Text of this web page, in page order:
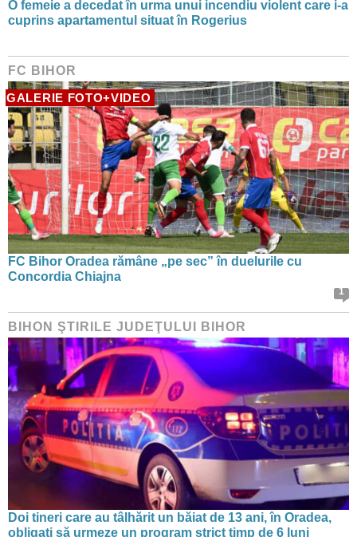
O femeie a decedat în urma unui incendiu violent care i-a
cuprins apartamentul situat în Rogerius
FC BIHOR
GALERIE FOTO+VIDEO
FC Bihor Oradea rămâne „pe sec” în duelurile cu
Concordia Chiajna
1
BIHON ŞTIRILE JUDEŢULUI BIHOR
Doi tineri care au tâlhărit un băiat de 13 ani, în Oradea,
obligați să urmeze un program strict timp de 6 luni